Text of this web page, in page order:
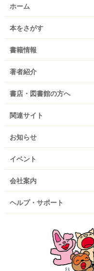
ホーム
本をさがす
書籍情報
著者紹介
書店・図書館の方へ
関連サイト
お知らせ
イベント
会社案内
ヘルプ・サポート